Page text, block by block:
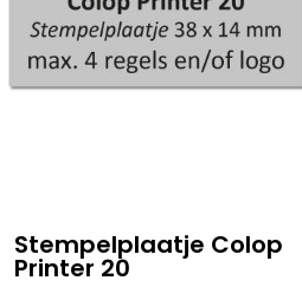
Stempelplaatje Colop
Printer 20